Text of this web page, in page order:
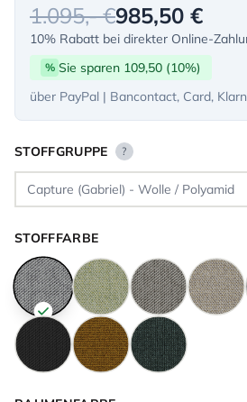
1.095,- €985,50 €
10% Rabatt bei direkter Online-
% Sie sparen 109,50 (10%)
über PayPal | Bancontact, Card,
STOFFGRUPPE ?
STOFFFARBE